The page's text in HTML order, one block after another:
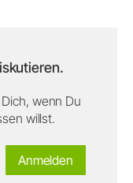
wenn Du
willst.
Anmelden